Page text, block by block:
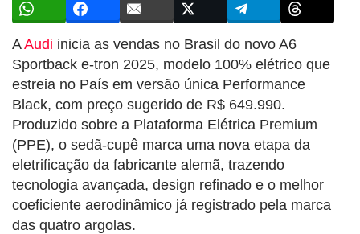
AAudi inicia as vendas no Brasil do novo A6
Sportback e-tron 2025, modelo 100% elétrico que
estreia no País em versão única Performance
Black, com preço sugerido de R$ 649.990.
Produzido sobre a Plataforma Elétrica Premium
(PPE), o sedã-cupê marca uma nova etapa da
eletrificação da fabricante alemã, trazendo
tecnologia avançada, design refinado e o melhor
coeficiente aerodinâmico já registrado pela marca
das quatro argolas.